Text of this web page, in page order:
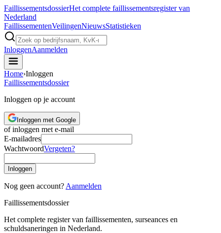
FaillissementsdossierHet complete faillissementsregister van
Nederland
FaillissementenVeilingenNieuwsStatistieken
InloggenAanmelden
Home›Inloggen
Faillissementsdossier
Inloggen op je account
Inloggen met Google
of inloggen met e-mail
E-mailadres
WachtwoordVergeten?
Inloggen
Nog geen account? Aanmelden
Faillissementsdossier
Het complete register van faillissementen, surseances en
schuldsaneringen in Nederland.